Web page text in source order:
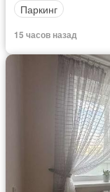
Паркинг
15 часов назад